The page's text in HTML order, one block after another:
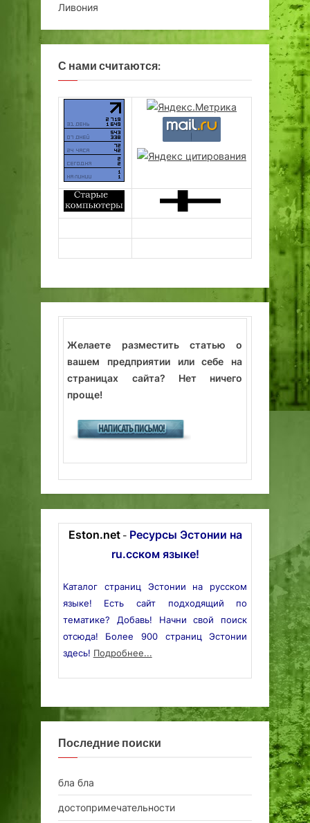
Ливония
С нами считаются:
Желаете разместить статью о
вашем предприятии или себе на
страницах сайта? Нет ничего
проще!
Eston.net- Ресурсы Эстонии на
ru.сском языке!
Каталог страниц Эстонии на русском
языке! Есть сайт подходящий по
тематике? Добавь! Начни свой поиск
отсюда! Более 900 страниц Эстонии
здесь! Подробнее...
Последние поиски
бла бла
достопримечательности